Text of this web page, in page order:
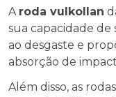
A roda vulkollan
sua capacidade de
ao desgaste e
absorção de
Além disso, as